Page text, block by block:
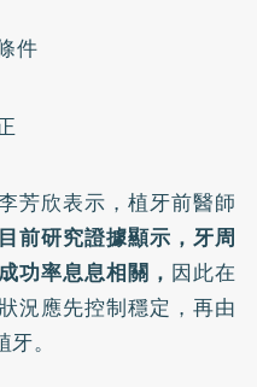
件
芳欣表示， 植牙前醫師
目前研究證據顯示， 牙周
功率息息相關， 因此在
況應先控制穩定，再由
。